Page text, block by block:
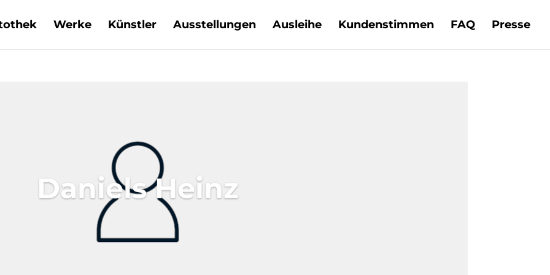
Werke Künstler Ausstellungen Ausleihe Kundenstimmen FAQ Presse
Daniels Heinz